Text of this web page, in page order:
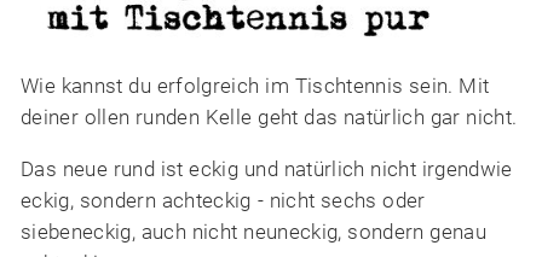
Wie kannst du erfolgreich im Tischtennis sein. Mit
deiner ollen runden Kelle geht das natürlich gar nicht.
Das neue rund ist eckig und natürlich nicht irgendwie
eckig, sondern achteckig - nicht sechs oder
siebeneckig, auch nicht neuneckig, sondern genau